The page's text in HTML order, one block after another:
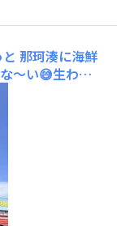
那珂湊に海鮮
〜い😅生わさ